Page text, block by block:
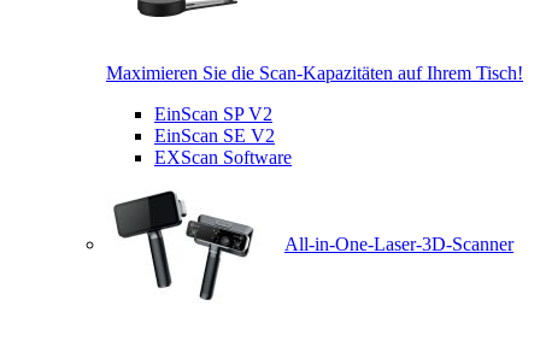
Maximieren Sie die Scan-Kapazitäten auf Ihrem Tisch!
EinScan SP V2
EinScan SE V2
EXScan Software
All-in-One-Laser-3D-Scanner